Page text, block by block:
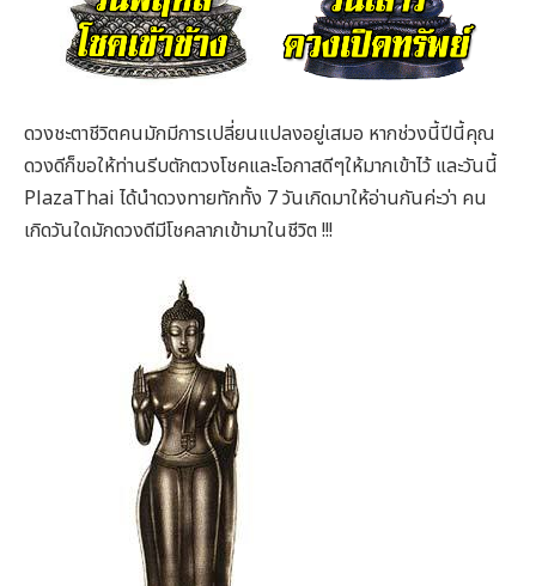
ดวงชะตาชีวิตคนมักมีการเปลี่ยนแปลงอยู่เสมอ หากช่วงนี้ปีนี้คุณ
ดวงดีก็ขอให้ท่านรีบตักตวงโชคและโอกาสดีๆให้มากเข้าไว้ และวันนี้
PlazaThai ได้นำดวงทายทักทั้ง 7 วันเกิดมาให้อ่านกันค่ะว่า คน
เกิดวันใดมักดวงดีมีโชคลาภเข้ามาในชีวิต !!!